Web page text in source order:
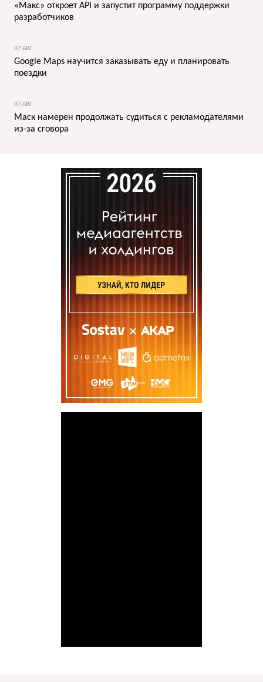
«Макс» откроет API и запустит программу поддержки
разработчиков
07 АВГ
Google Maps научится заказывать еду и планировать
поездки
07 АВГ
Маск намерен продолжать судиться с рекламодателями
из-за сговора